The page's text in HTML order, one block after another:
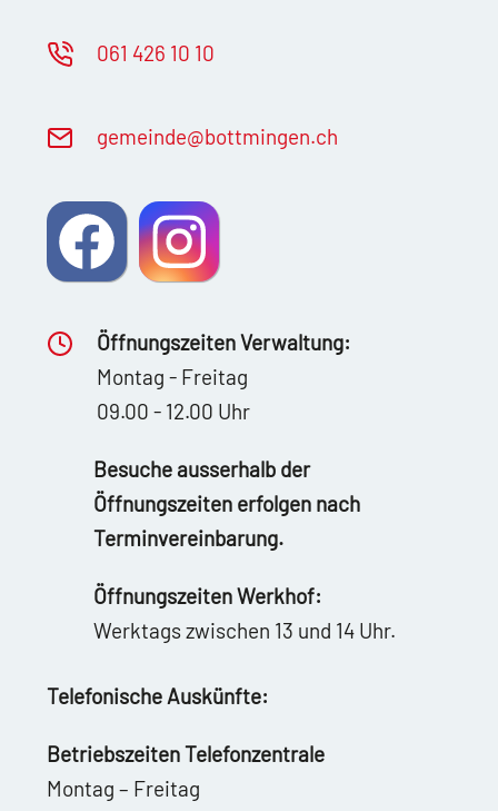
061 426 10 10
g m nd b ttm ng n ch
Öffnungszeiten Verwaltung:
Montag - Freitag
09.00 - 12.00 Uhr
Besuche ausserhalb der
Öffnungszeiten erfolgen nach
Terminvereinbarung.
Öffnungszeiten Werkhof:
Werktags zwischen 13 und 14 Uhr.
Telefonische Auskünfte:
Betriebszeiten Telefonzentrale
Montag – Freitag